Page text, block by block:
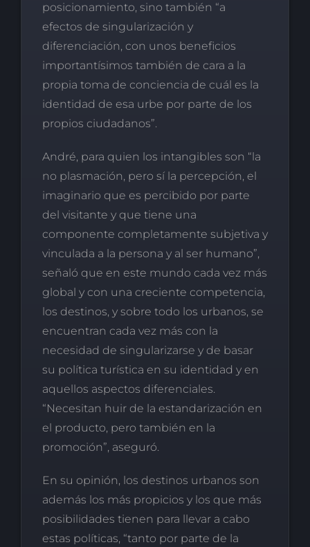
posicionamiento, sino también “a
efectos de singularización y
diferenciación, con unos beneficios
importantísimos también de cara a la
propia toma de conciencia de cuál es la
identidad de esa urbe por parte de los
propios ciudadanos”.
André, para quien los intangibles son “la
no plasmación, pero sí la percepción, el
imaginario que es percibido por parte
del visitante y que tiene una
componente completamente subjetiva y
vinculada a la persona y al ser humano”,
señaló que en este mundo cada vez más
global y con una creciente competencia,
los destinos, y sobre todo los urbanos, se
encuentran cada vez más con la
necesidad de singularizarse y de basar
su política turística en su identidad y en
aquellos aspectos diferenciales.
“Necesitan huir de la estandarización en
el producto, pero también en la
promoción”, aseguró.
En su opinión, los destinos urbanos son
además los más propicios y los que más
posibilidades tienen para llevar a cabo
estas políticas, “tanto por parte de la